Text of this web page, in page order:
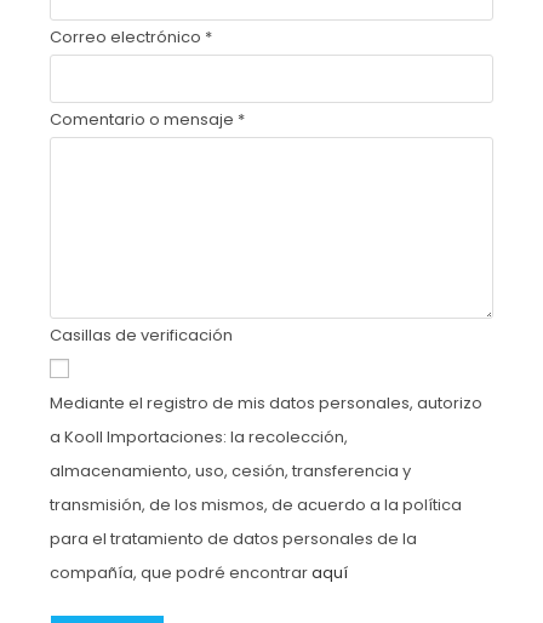
Correo electrónico *
Comentario o mensaje *
Casillas de verificación
Mediante el registro de mis datos personales, autorizo
a Kooll Importaciones: la recolección,
almacenamiento, uso, cesión, transferencia y
transmisión, de los mismos, de acuerdo a la política
para el tratamiento de datos personales de la
compañía, que podré encontraraquí